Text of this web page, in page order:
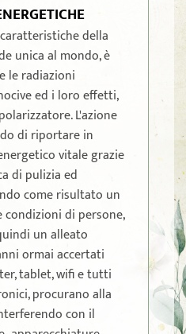
della
unica al mondo, è
le radiazioni
ed i loro effetti,
L'azione
di riportare in
vitale grazie
di pulizia ed
come risultato un
di persone,
un alleato
ormai accertati
tablet, wifi e tutti
procurano alla
con il